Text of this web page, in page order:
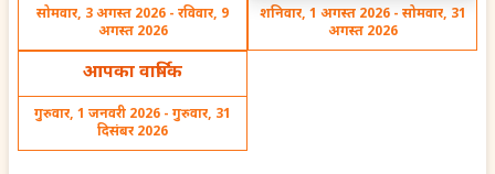
IVF Baby and
Pregnancy Astrology
Property Prediction as
per Birth Date
सोमवार, 3 अगस्त 2026 - रविवार, 9
अगस्त 2026
शनिवार, 1 अगस्त 2026 - सोमवार, 31
अगस्त 2026
आपका वार्षिक
गुरुवार, 1 जनवरी 2026 - गुरुवार, 31
दिसंबर 2026